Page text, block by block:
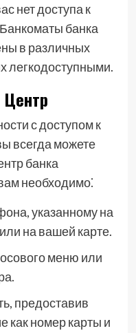
нет доступа к
банка
в различных
легкодоступными.
с доступом к
всегда можете
банка
необходимо⁚
указанному на
на вашей карте.
меню или
предоставив
как номер карты и